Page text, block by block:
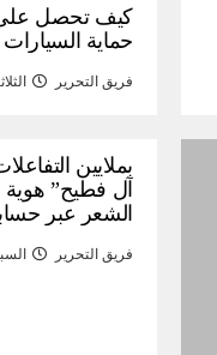
كيف تحصل
حماية
فريق التحرير الثلاثاء 21
بملايين
آل فطيح”
الشعر عبر
فريق التحرير السبت 11